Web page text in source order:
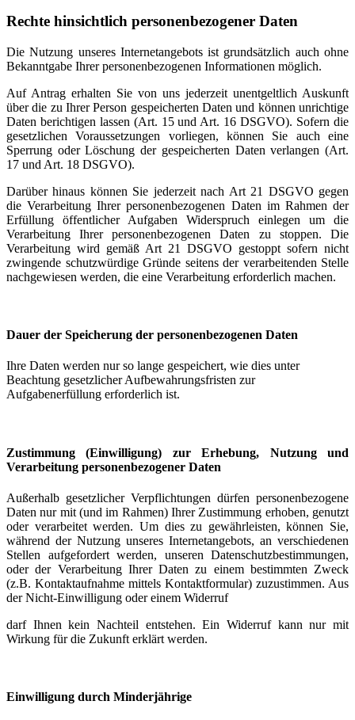
Rechte hinsichtlich personenbezogener Daten
Die Nutzung unseres Internetangebots ist grundsätzlich auch ohne
Bekanntgabe Ihrer personenbezogenen Informationen möglich.
Auf Antrag erhalten Sie von uns jederzeit unentgeltlich Auskunft
über die zu Ihrer Person gespeicherten Daten und können unrichtige
Daten berichtigen lassen (Art. 15 und Art. 16 DSGVO). Sofern die
gesetzlichen Voraussetzungen vorliegen, können Sie auch eine
Sperrung oder Löschung der gespeicherten Daten verlangen (Art.
17 und Art. 18 DSGVO).
Darüber hinaus können Sie jederzeit nach Art 21 DSGVO gegen
die Verarbeitung Ihrer personenbezogenen Daten im Rahmen der
Erfüllung öffentlicher Aufgaben Widerspruch einlegen um die
Verarbeitung Ihrer personenbezogenen Daten zu stoppen. Die
Verarbeitung wird gemäß Art 21 DSGVO gestoppt sofern nicht
zwingende schutzwürdige Gründe seitens der verarbeitenden Stelle
nachgewiesen werden, die eine Verarbeitung erforderlich machen.
Dauer der Speicherung der personenbezogenen Daten
Ihre Daten werden nur so lange gespeichert, wie dies unter
Beachtung gesetzlicher Aufbewahrungsfristen zur
Aufgabenerfüllung erforderlich ist.
Zustimmung (Einwilligung) zur Erhebung, Nutzung und
Verarbeitung personenbezogener Daten
Außerhalb gesetzlicher Verpflichtungen dürfen personenbezogene
Daten nur mit (und im Rahmen) Ihrer Zustimmung erhoben, genutzt
oder verarbeitet werden. Um dies zu gewährleisten, können Sie,
während der Nutzung unseres Internetangebots, an verschiedenen
Stellen aufgefordert werden, unseren Datenschutzbestimmungen,
oder der Verarbeitung Ihrer Daten zu einem bestimmten Zweck
(z.B. Kontaktaufnahme mittels Kontaktformular) zuzustimmen. Aus
der Nicht-Einwilligung oder einem Widerruf
darf Ihnen kein Nachteil entstehen. Ein Widerruf kann nur mit
Wirkung für die Zukunft erklärt werden.
Einwilligung durch Minderjährige